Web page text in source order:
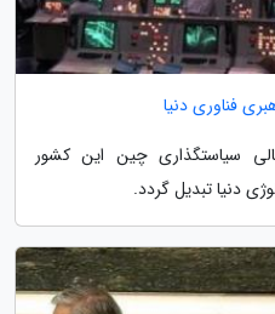
فناوری دنیا
سیاستگذاری چین این کشور